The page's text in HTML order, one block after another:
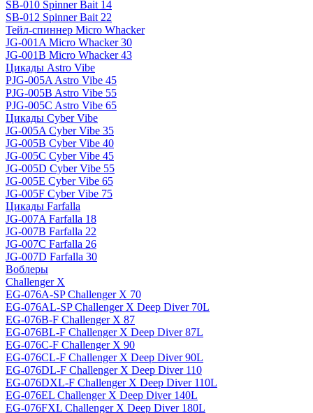
SB-010 Spinner Bait 14
SB-012 Spinner Bait 22
Тейл-спиннер Micro Whacker
JG-001A Micro Whacker 30
JG-001B Micro Whacker 43
Цикады Astro Vibe
PJG-005A Astro Vibe 45
PJG-005B Astro Vibe 55
PJG-005C Astro Vibe 65
Цикады Cyber Vibe
JG-005A Cyber Vibe 35
JG-005B Cyber Vibe 40
JG-005C Cyber Vibe 45
JG-005D Cyber Vibe 55
JG-005E Cyber Vibe 65
JG-005F Cyber Vibe 75
Цикады Farfalla
JG-007A Farfalla 18
JG-007B Farfalla 22
JG-007C Farfalla 26
JG-007D Farfalla 30
Воблеры
Challenger X
EG-076A-SP Challenger X 70
EG-076AL-SP Challenger X Deep Diver 70L
EG-076B-F Challenger X 87
EG-076BL-F Challenger X Deep Diver 87L
EG-076C-F Challenger X 90
EG-076CL-F Challenger X Deep Diver 90L
EG-076DL-F Challenger X Deep Diver 110
EG-076DXL-F Challenger X Deep Diver 110L
EG-076EL Challenger X Deep Diver 140L
EG-076FXL Challenger X Deep Diver 180L